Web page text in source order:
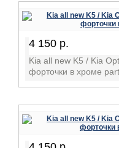
4 150 р.
Kia all new K5 / Kia
форточки в хроме